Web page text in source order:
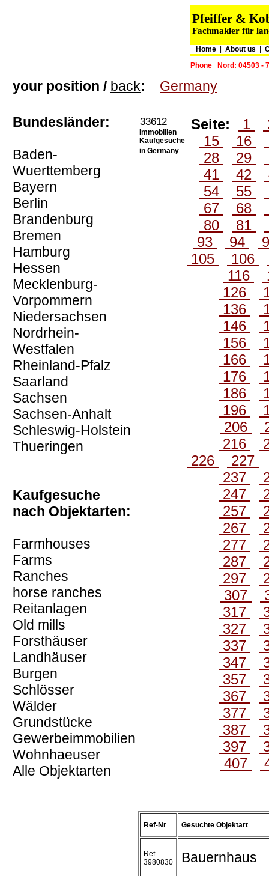
Pfeiffer &
Fachmakler für
Home About us
Phone
Nord: 04503 -
your position / back: Germany
Bundesländer:
Baden-
Wuerttemberg
Bayern
Berlin
Brandenburg
Bremen
Hamburg
Hessen
Mecklenburg-
Vorpommern
Niedersachsen
Nordrhein-
Westfalen
Rheinland-Pfalz
Saarland
Sachsen
Sachsen-Anhalt
Schleswig-Holstein
Thueringen
Kaufgesuche
nach Objektarten:
Farmhouses
Farms
Ranches
horse ranches
Reitanlagen
Old mills
Forsthäuser
Landhäuser
Burgen
Schlösser
Wälder
Grundstücke
Gewerbeimmobilien
Wohnhaeuser
Alle Objektarten
33612
Immobilien
Kaufgesuche
in Germany
Seite: 1
15
16
28
29
41
42
54
55
67
68
80
81
93
94
105
106
116
126
136
146
156
166
176
186
196
206
216
226
227
237
247
257
267
277
287
297
307
317
327
337
347
357
367
377
387
397
407
Ref-Nr Gesuchte Objektart
Ref-
3980830
Bauernhaus